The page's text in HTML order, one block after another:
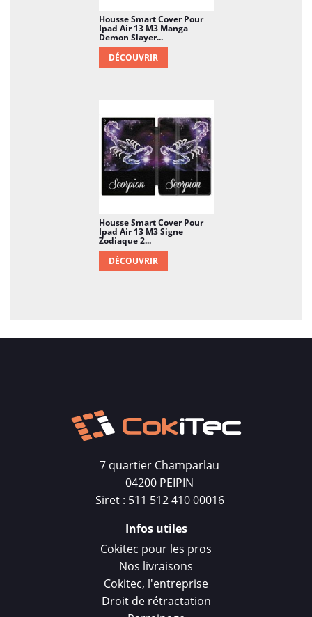
Housse Smart Cover Pour
Ipad Air 13 M3 Manga
Demon Slayer...
DÉCOUVRIR
Housse Smart Cover Pour
Ipad Air 13 M3 Signe
Zodiaque 2...
DÉCOUVRIR
7 quartier Champarlau
04200 PEIPIN
Siret : 511 512 410 00016
Infos utiles
Cokitec pour les pros
Nos livraisons
Cokitec, l'entreprise
Droit de rétractation